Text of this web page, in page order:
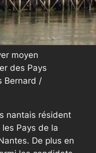
moyen
des Pays
Bernard /
nantais résident
Pays de la
De plus en